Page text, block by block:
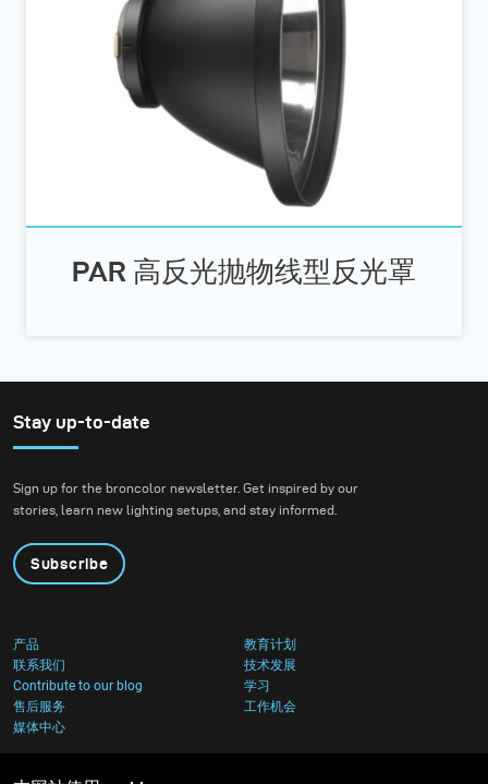
PAR 高反光抛物线型反光罩
Stay up-to-date
Sign up for the broncolor newsletter. Get inspired by our
stories, learn new lighting setups, and stay informed.
Subscribe
产品
教育计划
联系我们
技术发展
Contribute to our blog
学习
售后服务
工作机会
媒体中心